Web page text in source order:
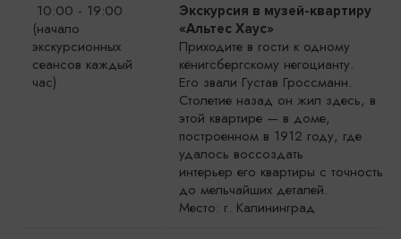
10:00 - 19:00
(начало
экскурсионных
сеансов каждый
час)
Экскурсия в музей-квартиру
«Альтес Хаус»
Приходите в гости к одному
кёнигсбергскому негоцианту.
Его звали Густав Гроссманн.
Столетие назад он жил здесь, в
этой квартире — в доме,
построенном в 1912 году, где
удалось воссоздать
интерьер его квартиры с точностью
до мельчайших деталей.
Место: г. Калининград